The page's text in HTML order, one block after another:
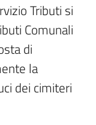
Tributi si
Comunali
di
la
dei cimiteri